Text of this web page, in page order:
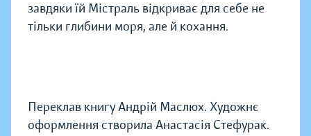
завдяки їй Містраль відкриває для себе не
тільки глибини моря, але й кохання.
Переклав книгу Андрій Маслюх. Художнє
оформлення створила Анастасія Стефурак.